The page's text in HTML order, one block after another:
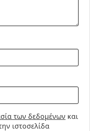
των δεδομένων και
ιστοσελίδα